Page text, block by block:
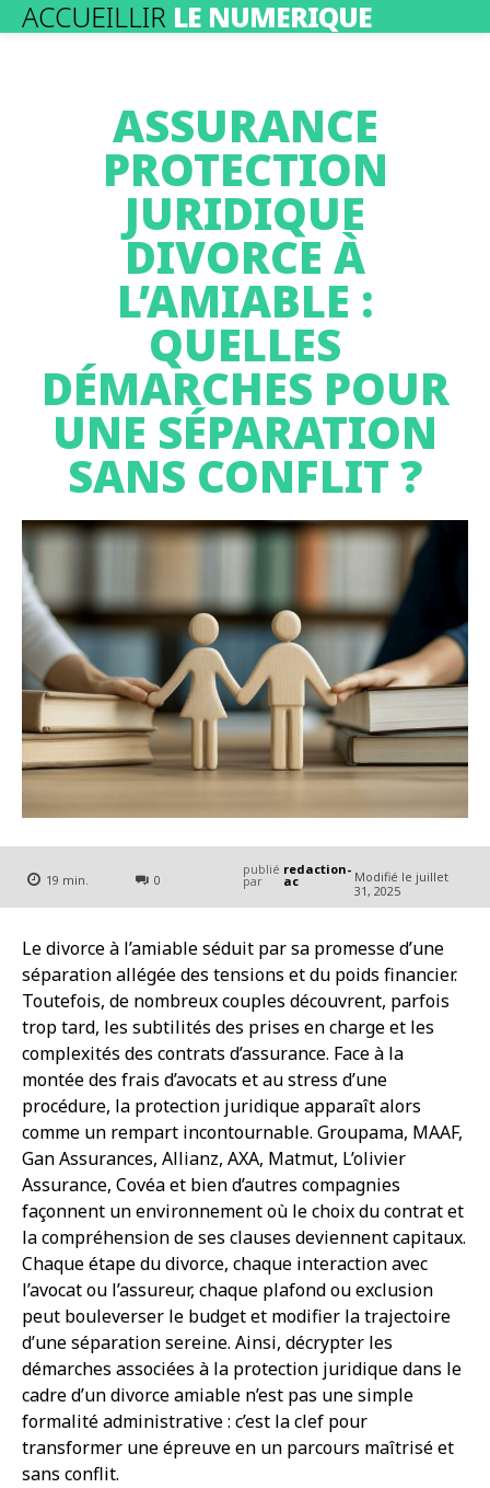
ACCUEILLIR LE NUMERIQUE
ASSURANCE
PROTECTION
JURIDIQUE
DIVORCE À
L’AMIABLE :
QUELLES
DÉMARCHES POUR
UNE SÉPARATION
SANS CONFLIT ?
19 min. 0
publié
par
redaction-
ac Modifié le juillet
31, 2025
Le divorce à l’amiable séduit par sa promesse d’une
séparation allégée des tensions et du poids financier.
Toutefois, de nombreux couples découvrent, parfois
trop tard, les subtilités des prises en charge et les
complexités des contrats d’assurance. Face à la
montée des frais d’avocats et au stress d’une
procédure, la protection juridique apparaît alors
comme un rempart incontournable. Groupama, MAAF,
Gan Assurances, Allianz, AXA, Matmut, L’olivier
Assurance, Covéa et bien d’autres compagnies
façonnent un environnement où le choix du contrat et
la compréhension de ses clauses deviennent capitaux.
Chaque étape du divorce, chaque interaction avec
l’avocat ou l’assureur, chaque plafond ou exclusion
peut bouleverser le budget et modifier la trajectoire
d’une séparation sereine. Ainsi, décrypter les
démarches associées à la protection juridique dans le
cadre d’un divorce amiable n’est pas une simple
formalité administrative : c’est la clef pour
transformer une épreuve en un parcours maîtrisé et
sans conflit.